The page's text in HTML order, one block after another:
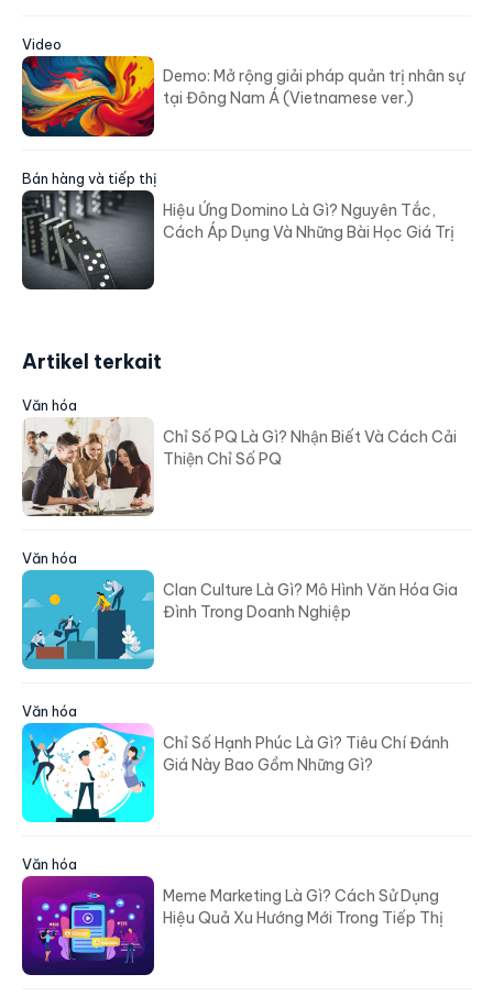
Video
Demo: Mở rộng giải pháp quản trị nhân sự
tại Đông Nam Á (Vietnamese ver.)
Bán hàng và tiếp thị
Hiệu Ứng Domino Là Gì? Nguyên Tắc,
Cách Áp Dụng Và Những Bài Học Giá Trị
Artikel terkait
Văn hóa
Chỉ Số PQ Là Gì? Nhận Biết Và Cách Cải
Thiện Chỉ Số PQ
Văn hóa
Clan Culture Là Gì? Mô Hình Văn Hóa Gia
Đình Trong Doanh Nghiệp
Văn hóa
Chỉ Số Hạnh Phúc Là Gì? Tiêu Chí Đánh
Giá Này Bao Gồm Những Gì?
Văn hóa
Meme Marketing Là Gì? Cách Sử Dụng
Hiệu Quả Xu Hướng Mới Trong Tiếp Thị